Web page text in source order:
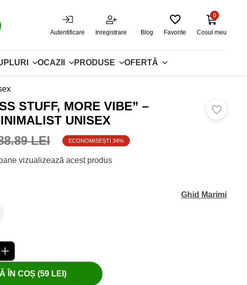
Autentificare Inregistrare Blog Favorite Cosul meu
0
OCAZII PRODUSE OFERTĂ
STUFF, MORE VIBE” –
UNISEX
LEI ECONOMISEȘTI 34%
vizualizează acest produs
Ghid Marimi
ÎN COȘ (59 LEI)